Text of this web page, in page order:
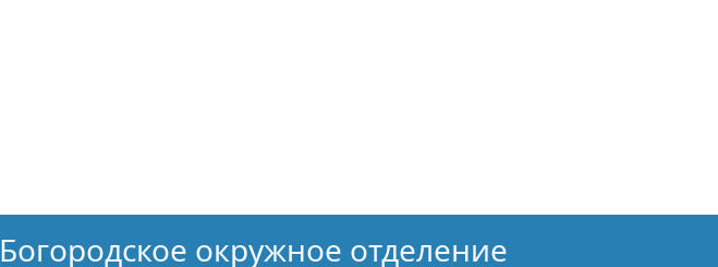
Богородское окружное отделение